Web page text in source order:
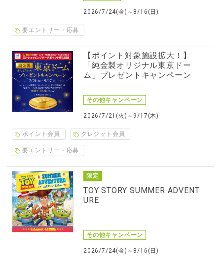
2026/7/24(金)～8/16(日)
要エントリー・応募
【ポイント対象施設拡大！】
「純金製オリジナル東京ドー
ム」プレゼントキャンペーン
その他キャンペーン
2026/7/21(火)～9/17(木)
ポイント会員 クレジット会員
要エントリー・応募
限定
TOY STORY SUMMER ADVENT
URE
その他キャンペーン
2026/7/24(金)～8/16(日)